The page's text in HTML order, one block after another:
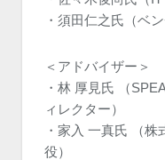
・須田仁之氏（ベ
＜アドバイザー＞
・林 厚見氏 （
ィレクター）
・家入 一真氏 （
役）